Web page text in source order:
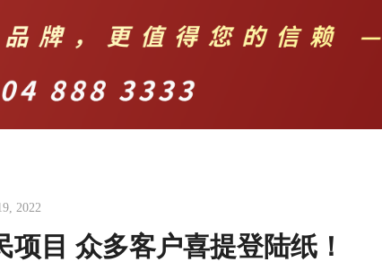
2022
项目 众多客户喜提登陆纸！